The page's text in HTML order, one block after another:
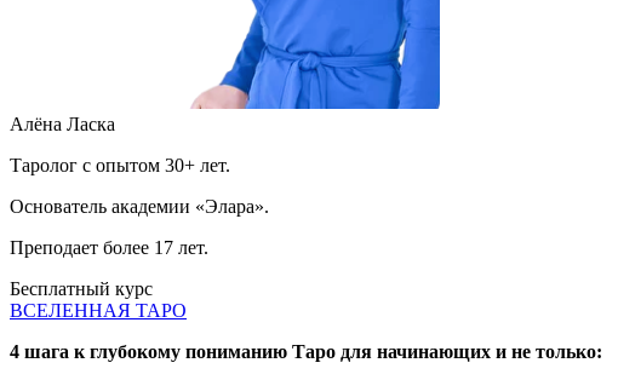
Алёна Ласка
Таролог с опытом 30+ лет.
Основатель академии «Элара».
Преподает более 17 лет.
Бесплатный курс
ВСЕЛЕННАЯ ТАРО
4 шага к глубокому пониманию Таро для начинающих и не только: